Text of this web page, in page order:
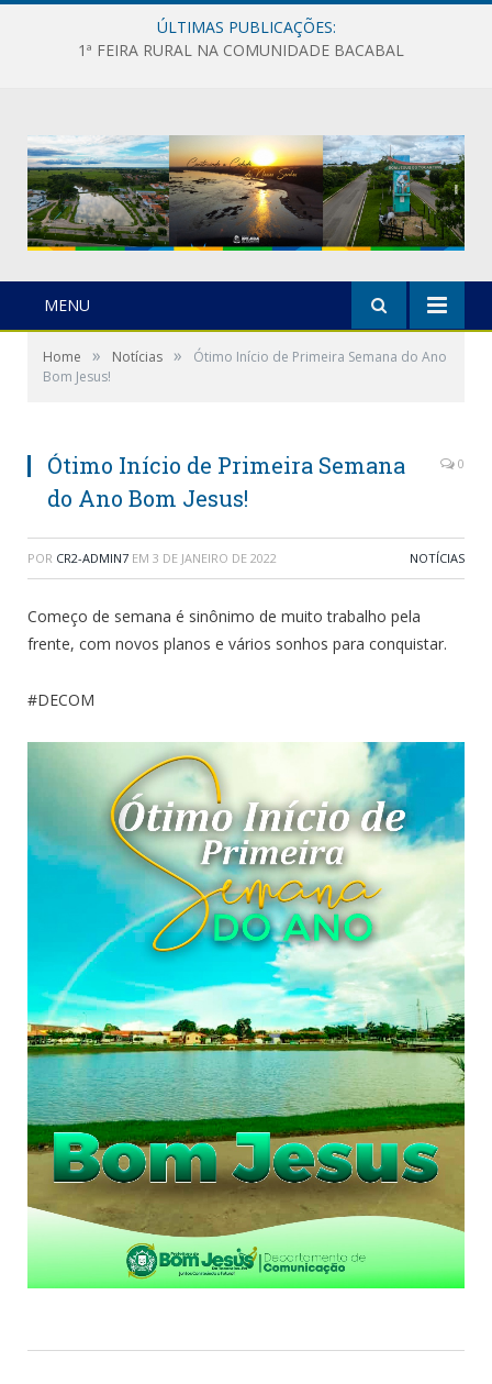
ÚLTIMAS PUBLICAÇÕES:
1ª FEIRA RURAL NA COMUNIDADE BACABAL
MENU
Home » Notícias »
Ótimo Início de Primeira Semana do Ano
Bom Jesus!
Ótimo Início de Primeira Semana
do Ano Bom Jesus!
0
POR CR2-ADMIN7 EM 3 DE JANEIRO DE 2022 NOTÍCIAS
Começo de semana é sinônimo de muito trabalho pela
frente, com novos planos e vários sonhos para conquistar.
#DECOM